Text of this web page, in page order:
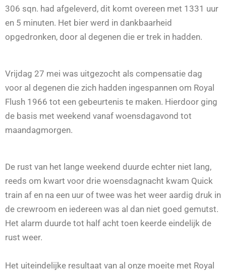
306 sqn. had afgeleverd, dit komt overeen met 1331 uur
en 5 minuten. Het bier werd in dankbaarheid
opgedronken, door al degenen die er trek in hadden.
Vrijdag 27 mei was uitgezocht als compensatie dag
voor al degenen die zich hadden ingespannen om Royal
Flush 1966 tot een gebeurtenis te maken. Hierdoor ging
de basis met weekend vanaf woensdagavond tot
maandagmorgen.
De rust van het lange weekend duurde echter niet lang,
reeds om kwart voor drie woensdagnacht kwam Quick
train af en na een uur of twee was het weer aardig druk in
de crewroom en iedereen was al dan niet goed gemutst.
Het alarm duurde tot half acht toen keerde eindelijk de
rust weer.
Het uiteindelijke resultaat van al onze moeite met Royal